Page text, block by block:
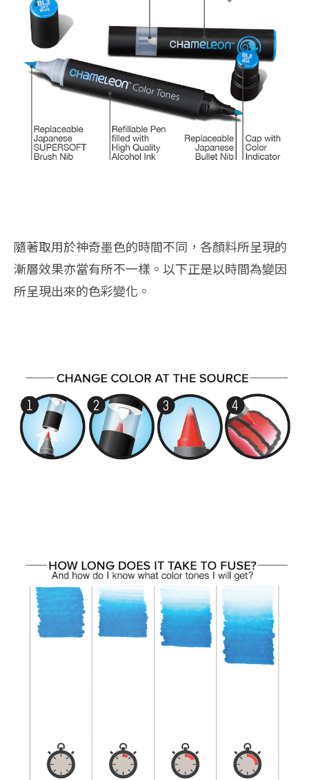
隨著取用於神奇墨色的時間不同，各顏料所呈現的
漸層效果亦當有所不一樣。以下正是以時間為變因
所呈現出來的色彩變化。